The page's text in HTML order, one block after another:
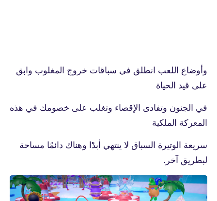
وأوضاع اللعب انطلق في سباقات خروج المغلوب وابق
على قيد الحياة
في الجنون وتفادى الإقصاء وتغلب على خصومك في هذه
المعركة الملكية
سريعة الوتيرة السباق لا ينتهي أبدًا وهناك دائمًا مساحة
لبطريق آخر.